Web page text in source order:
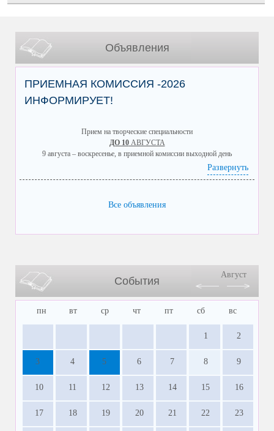
Объявления
ПРИЕМНАЯ КОМИССИЯ -2026
ИНФОРМИРУЕТ!
Прием на творческие специальности
ДО 10АВГУСТА
9 августа – воскресенье, в приемной комиссии выходной день
8 августа – суббота, приемная комиссия работает до 14.00Развернуть
Все объявления
События
Август
пн вт ср чт пт сб вс
1 2
3 4 5 6 7 8 9
10 11 12 13 14 15 16
17 18 19 20 21 22 23